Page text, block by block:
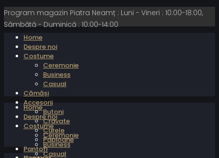
Program magazin Piatra Neamț : Luni - Vineri : 10:00-18:00,
Sâmbătă - Duminică : 10:00-14:00
Home
Despre noi
Costume
Ceremonie
Business
Casual
Cămăși
Accesorii
Butoni
Cravate
Curele
Papioane
Pantofi
Home
Despre noi
Costume
Ceremonie
Business
Casual